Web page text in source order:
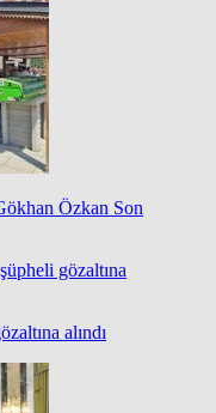
Özkan Son
alındı